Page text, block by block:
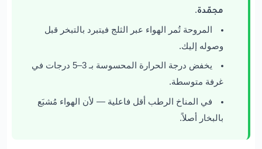
مجمّدة.
المروحة تُمر الهواء عبر الثلج فيتبرد بالتبخر قبل
وصوله إليك.
يخفض درجة الحرارة المحسوسة بـ 3–5 درجات في
غرفة متوسطة.
في المناخ الرطب أقل فاعلية — لأن الهواء مُشبَع
بالبخار أصلاً.